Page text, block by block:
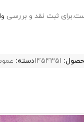
برای ثبت نقد و بررسی
1454351دسته: